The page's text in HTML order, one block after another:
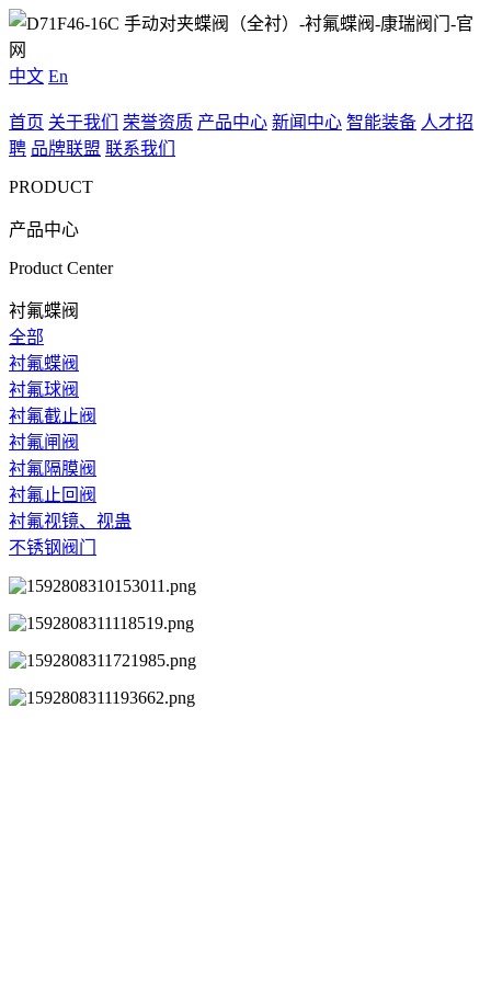
中文 En
首页 关于我们 荣誉资质 产品中心 新闻中心 智能装备 人才招
聘 品牌联盟 联系我们
PRODUCT
产品中心
Product Center
衬氟蝶阀
全部
衬氟蝶阀
衬氟球阀
衬氟截止阀
衬氟闸阀
衬氟隔膜阀
衬氟止回阀
衬氟视镜、视蛊
不锈钢阀门